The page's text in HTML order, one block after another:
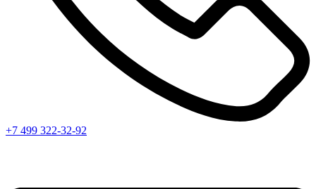
+7 499 322-32-92